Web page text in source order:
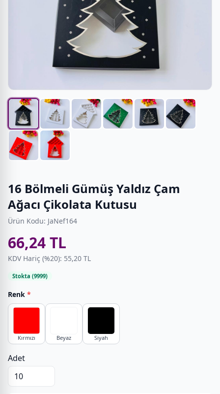
16 Bölmeli Gümüş Yaldız Çam
Ağacı Çikolata Kutusu
Ürün Kodu: JaNef164
66,24 TL
KDV Hariç (%20): 55,20 TL
Stokta (9999)
Renk *
Kırmızı Beyaz Siyah
Adet